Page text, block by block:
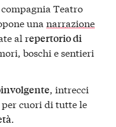
Teatro
unanarrazione
al repertorio di
boschi e sentieri
, intrecci
cuori di tutte le
.